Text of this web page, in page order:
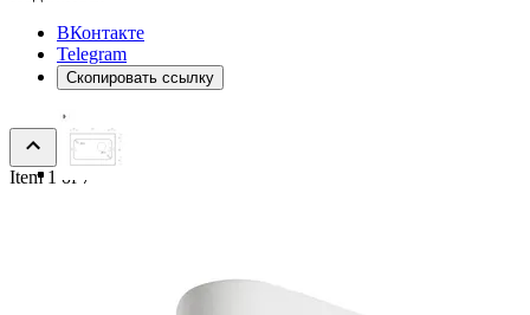
ВКонтакте
Telegram
Скопировать ссылку
Item 1 of 7